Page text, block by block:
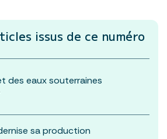
issus de ce numéro
des eaux souterraines
sa production